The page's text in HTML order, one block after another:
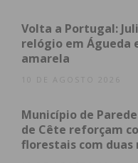
Beatriz Rodrigues,
Ao longo dessa
diversas ações de
Volta a Portugal:
relógio em Águeda
amarela
10 DE AGOSTO 2026
Município de
de Cête reforçam
florestais com duas